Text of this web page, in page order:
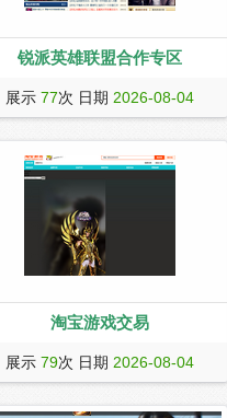
锐派英雄联盟合作专区
派游戏网lol英雄联盟专区是腾讯中文
、lol英雄天赋模拟器、lol游戏比赛资
等一切和英雄联盟相关的新信息，我
坚决抵制lol英雄联盟外挂下载。
展示 77次 日期 2026-08-04
淘宝游戏交易
宝游戏交易是淘宝网推出的为玩家提
展示 79次 日期 2026-08-04